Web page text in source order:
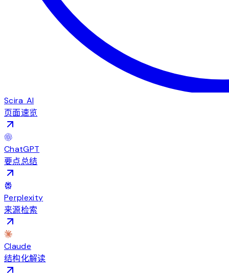
Scira AI
页面速览
ChatGPT
要点总结
Perplexity
来源检索
Claude
结构化解读